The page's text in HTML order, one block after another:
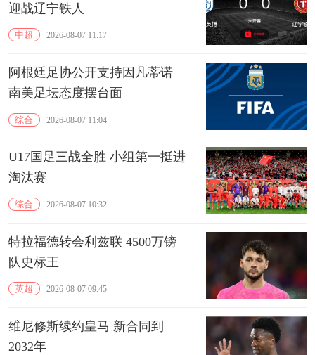
迎战辽宁铁人
中超 2026-08-07 11:17
阿根廷足协公开支持因凡蒂诺
南美足坛态度摆台面
综合 2026-08-07 11:04
U17国足三战全胜 小组第一挺进
淘汰赛
综合 2026-08-07 10:32
特拉福德转会利兹联 4500万镑
队史标王
英超 2026-08-07 09:45
维尼修斯续约皇马 新合同到
2032年